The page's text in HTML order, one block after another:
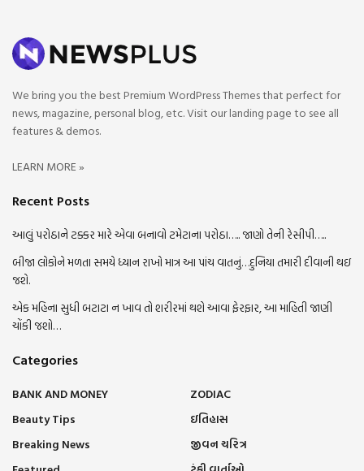
We bring you the best Premium WordPress Themes that perfect for
news, magazine, personal blog, etc. Visit our landing page to see all
features & demos.
LEARN MORE »
Recent Posts
આલું પરોઠાને ટક્કર મારે એવા બનાવો ટમેટાના પરોઠા….. જાણો તેની રેસીપી…..
બીજા લોકોને મળતા સમયે ધ્યાન રાખો માત્ર આ પાંચ વાતનું…દુનિયા તમારી દીવાની થઇ
જશે.
એક મહિના સુધી બટાટા ન ખાવ તો શરીરમાં થશે આવા ફેરફાર, આ માહિતી જાણી
ચોંકી જશો…
Categories
BANK AND MONEY
Beauty Tips
Breaking News
ZODIAC
ઇતિહાસ
જીવન ચરિત્ર